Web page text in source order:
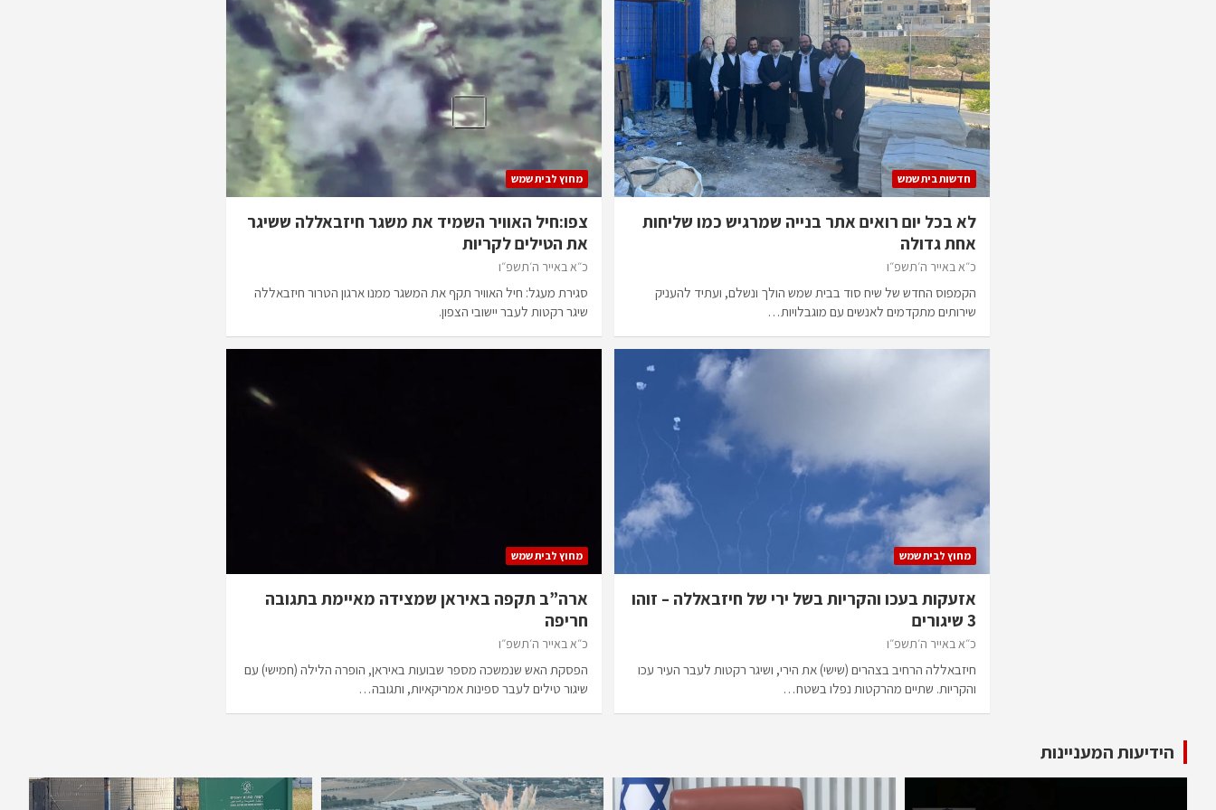
חדשות בית שמש
לא בכל יום רואים אתר בנייה שמרגיש כמו שליחות
אחת גדולה
כ״א באייר ה׳תשפ״ו
הקמפוס החדש של שיח סוד בבית שמש הולך ונשלם, ועתיד להעניק
שירותים מתקדמים לאנשים עם מוגבלויות…
מחוץ לבית שמש
צפו:חיל האוויר השמיד את משגר חיזבאללה ששיגר
את הטילים לקריות
כ״א באייר ה׳תשפ״ו
סגירת מעגל: חיל האוויר תקף את המשגר ממנו ארגון הטרור חיזבאללה
שיגר רקטות לעבר יישובי הצפון.
מחוץ לבית שמש
אזעקות בעכו והקריות בשל ירי של חיזבאללה – זוהו
3 שיגורים
כ״א באייר ה׳תשפ״ו
חיזבאללה הרחיב בצהרים (שישי) את הירי, ושיגר רקטות לעבר העיר עכו
והקריות. שתיים מהרקטות נפלו בשטח…
מחוץ לבית שמש
ארה”ב תקפה באיראן שמצידה מאיימת בתגובה
חריפה
כ״א באייר ה׳תשפ״ו
הפסקת האש שנמשכה מספר שבועות באיראן, הופרה הלילה (חמישי) עם
שיגור טילים לעבר ספינות אמריקאיות, ותגובה…
הידיעות המעניינות